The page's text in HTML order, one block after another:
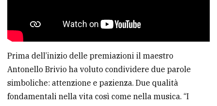
Prima dell’inizio delle premiazioni il maestro
Antonello Brivio ha voluto condividere due parole
simboliche: attenzione e pazienza. Due qualità
fondamentali nella vita così come nella musica. “I